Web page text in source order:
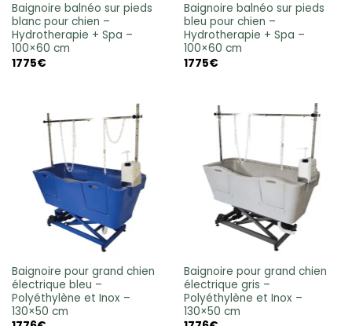
Baignoire balnéo sur pieds
blanc pour chien –
Hydrotherapie + Spa –
100×60 cm
1775€
Baignoire balnéo sur pieds
bleu pour chien –
Hydrotherapie + Spa –
100×60 cm
1775€
Baignoire pour grand chien
électrique bleu –
Polyéthylène et Inox –
130×50 cm
Baignoire pour grand chien
électrique gris –
Polyéthylène et Inox –
130×50 cm